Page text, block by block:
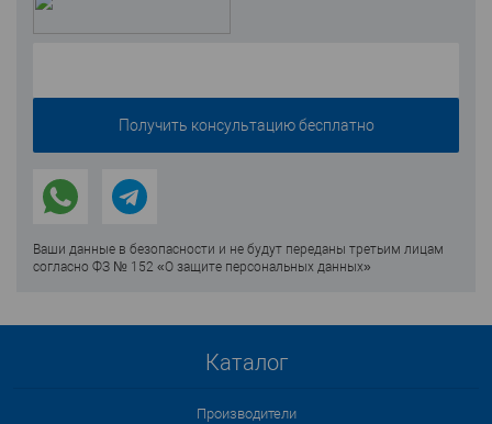
Ваши данные в безопасности и не будут переданы третьим лицам
согласно ФЗ № 152 «О защите персональных данных»
Каталог
Производители